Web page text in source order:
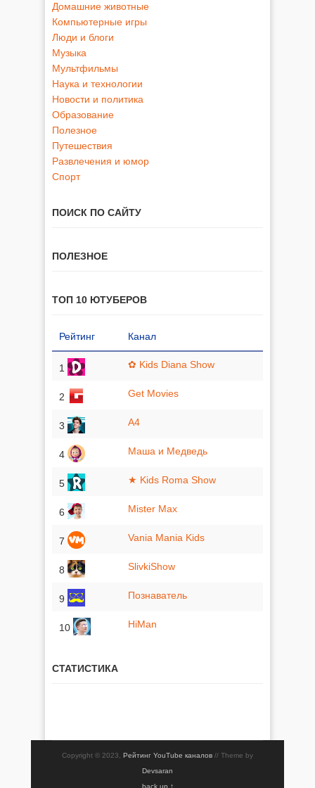
Домашние животные
Компьютерные игры
Люди и блоги
Музыка
Мультфильмы
Наука и технологии
Новости и политика
Образование
Полезное
Путешествия
Развлечения и юмор
Спорт
ПОИСК ПО САЙТУ
ПОЛЕЗНОЕ
ТОП 10 ЮТУБЕРОВ
Рейтинг Канал
1 ✿ Kids Diana Show
2 Get Movies
3 A4
4 Маша и Медведь
5 ★ Kids Roma Show
6 Mister Max
7 Vania Mania Kids
8 SlivkiShow
9 Познаватель
10 HiMan
СТАТИСТИКА
Copyright © 2023, Рейтинг YouTube каналов // Theme by
Devsaran